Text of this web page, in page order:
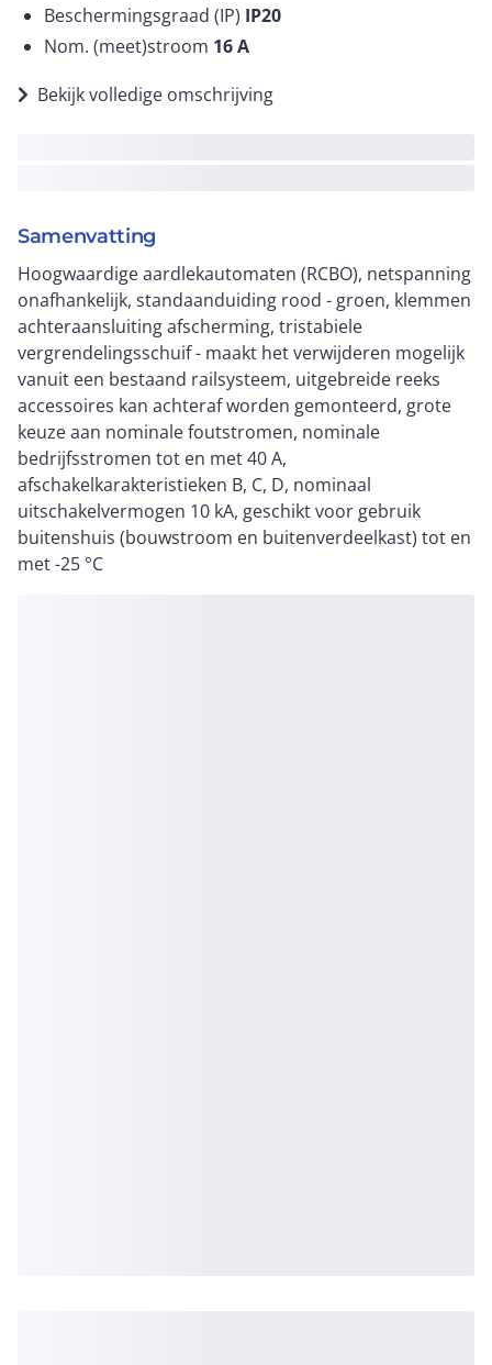
Beschermingsgraad (IP) IP20
Nom. (meet)stroom 16A
Bekijk volledige omschrijving
Samenvatting
Hoogwaardige aardlekautomaten (RCBO), netspanning
onafhankelijk, standaanduiding rood - groen, klemmen
achteraansluiting afscherming, tristabiele
vergrendelingsschuif - maakt het verwijderen mogelijk
vanuit een bestaand railsysteem, uitgebreide reeks
accessoires kan achteraf worden gemonteerd, grote
keuze aan nominale foutstromen, nominale
bedrijfsstromen tot en met 40 A,
afschakelkarakteristieken B, C, D, nominaal
uitschakelvermogen 10 kA, geschikt voor gebruik
buitenshuis (bouwstroom en buitenverdeelkast) tot en
met -25 °C